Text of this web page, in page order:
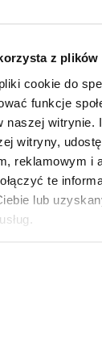
z plików
cookie do
funkcje
naszej witrynie.
witryny,
reklamowym i
te
lub
informacyjne,
ochronnych.